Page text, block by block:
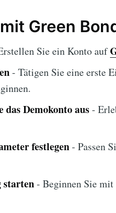
Green
Sie ein Konto auf
- Tätigen Sie eine erste
das Demokonto aus-
festlegen- Passen
starten- Beginnen Sie mit